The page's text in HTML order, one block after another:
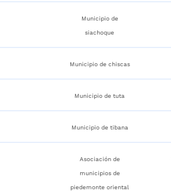
Municipio de
siachoque
Municipio de chiscas
Municipio de tuta
Municipio de tibana
Asociación de
municipios de
piedemonte oriental